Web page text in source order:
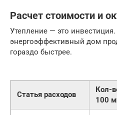
Расчет стоимости и
Утепление — это
энергоэффективный дом
гораздо быстрее.
Статья расходов
Кол-
100